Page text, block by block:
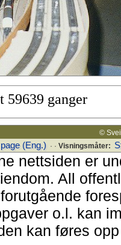
59639 ganger
©
(Eng.) · · Visningsmåter:
nettsiden er
All
o.l. kan
kan føres